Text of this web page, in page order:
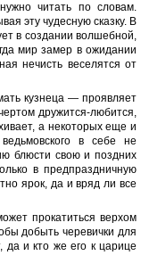
читать по словам.
эту чудесную сказку. В
в создании волшебной,
мир замер в ожидании
нечисть веселятся от
кузнеца — проявляет
дружится-любится,
а некоторых еще и
в себе не
блюсти свою и поздних
в предпраздничную
ярок, да и вряд ли все
прокатиться верхом
добыть черевички для
и кто же его к царице